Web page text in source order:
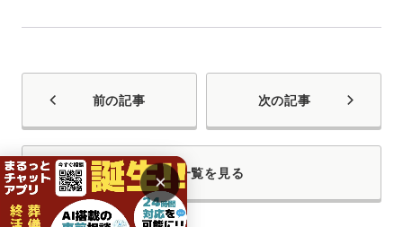
前の記事 次の記事
一覧を見る
×